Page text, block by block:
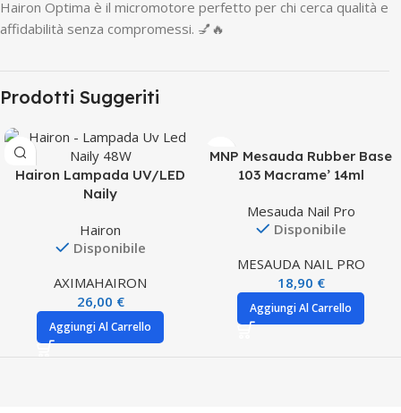
Hairon Optima è il micromotore perfetto per chi cerca qualità e
affidabilità senza compromessi. 💅🔥
Prodotti Suggeriti
Hairon Lampada UV/LED
Naily
Hairon
Disponibile
AXIMAHAIRON
26,00 €
Aggiungi Al Carrello
MNP Mesauda Rubber Base
103 Macrame’ 14ml
Mesauda Nail Pro
Disponibile
MESAUDA NAIL PRO
18,90 €
Aggiungi Al Carrello